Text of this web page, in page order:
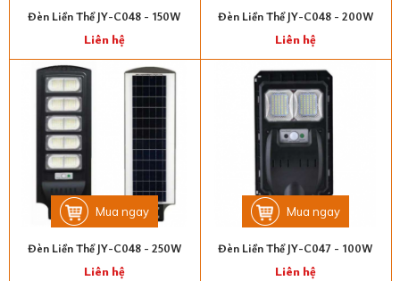
Đèn Liền Thể JY-C048 - 150W
Liên hệ
Đèn Liền Thể JY-C048 - 200W
Liên hệ
Mua ngay
Đèn Liền Thể JY-C048 - 250W
Liên hệ
Mua ngay
Đèn Liền Thể JY-C047 - 100W
Liên hệ